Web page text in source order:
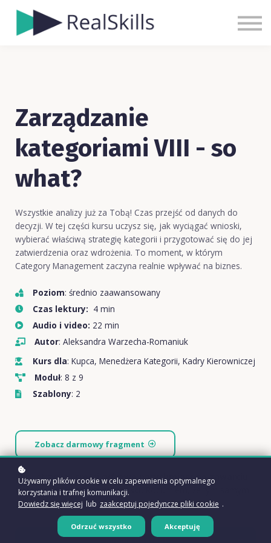
Blog
Zarządzanie
kategoriami VIII - so
what?
Wszystkie analizy już za Tobą! Czas przejść od danych do
decyzji. W tej części kursu uczysz się, jak wyciągać wnioski,
wybierać właściwą strategię kategorii i przygotować się do jej
zatwierdzenia oraz wdrożenia. To moment, w którym
Category Management zaczyna realnie wpływać na biznes.
Poziom: średnio zaawansowany
Czas lektury: 4 min
Audio i video: 22 min
Autor: Aleksandra Warzecha-Romaniuk
Kurs dla: Kupca, Menedżera Kategorii, Kadry Kierowniczej
Moduł: 8 z 9
Szablony: 2
Zobacz darmowy fragment
Chcę otrzymać treści cyfrowe natychmiast po zawarciu
umowy i dokonaniu płatności.
tracę prawo do odstąpienia od umowy:
Kupuję dostęp!
Używamy plików cookie w celu zapewnienia optymalnego
korzystania i trafnej komunikacji.
Dowiedz się więcej lub zaakceptuj pojedyncze pliki cookie .
Odrzuć wszystko Akceptuję